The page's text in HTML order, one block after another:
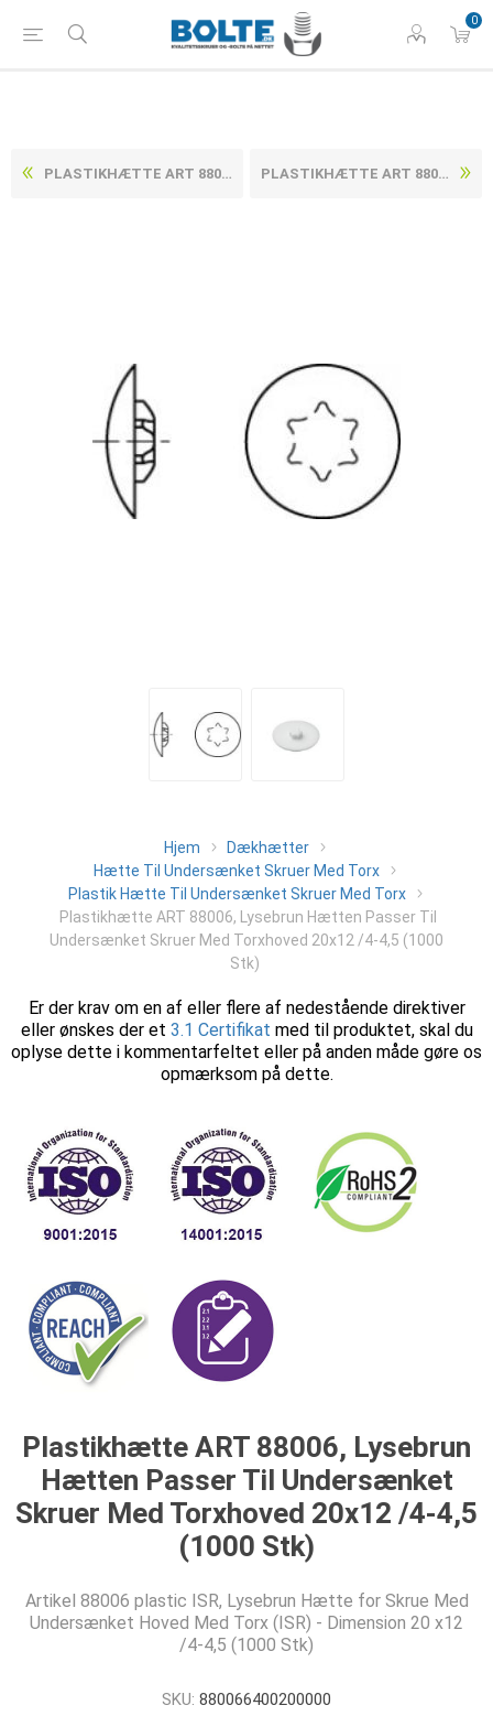
0
PLASTIKHÆTTE ART 88006, LYSEBRUN HÆTTEN PASSER TIL UNDERSÆNKET SKRUER MED TORXHOVED 15X12 /3,5 (1000 STK) PLASTIKHÆTTE ART 88006, LYSEBRUN HÆTTEN PASSER TIL UNDERSÆNKET SKRUER MED TORXHOVED 25X13,5/5 (1000 STK)
Hjem
Dækhætter
Hætte Til Undersænket Skruer Med Torx
Plastik Hætte Til Undersænket Skruer Med Torx
Plastikhætte ART 88006, Lysebrun Hætten Passer Til
Undersænket Skruer Med Torxhoved 20x12 /4-4,5 (1000
Stk)
Er der krav om en af eller flere af nedestående direktiver
eller ønskes der et 3.1 Certifikat med til produktet, skal du
oplyse dette i kommentarfeltet eller på anden måde gøre os
opmærksom på dette.
Plastikhætte ART 88006, Lysebrun
Hætten Passer Til Undersænket
Skruer Med Torxhoved 20x12 /4-4,5
(1000 Stk)
Artikel 88006 plastic ISR, Lysebrun Hætte for Skrue Med
Undersænket Hoved Med Torx (ISR) - Dimension 20 x12
/4-4,5 (1000 Stk)
SKU: 880066400200000